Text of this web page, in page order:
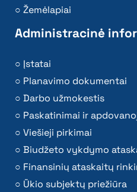
Žemėlapiai
Administracinė
Įstatai
Planavimo dokumentai
Darbo užmokestis
Paskatinimai ir
Viešieji pirkimai
Biudžeto vykdymo
Finansinių ataskaitų
Ūkio subjektų priežiūra